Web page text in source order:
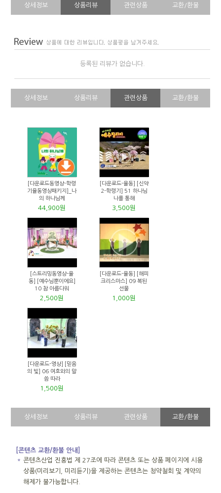
상세정보 상품리뷰 관련상품 교환/환불
등록된 리뷰가 없습니다.
상세정보 상품리뷰 관련상품 교환/환불
[다운로드동영상-학령
기율동영상패키지]_나
의 하나님께
44,900원
[다운로드-율동] [신약
2-학령기] 51 하나님
나를 통해
3,500원
[스트리밍동영상-율
동] [예수님뿐이에요]
10 참 아름다워
2,500원
[다운로드-율동] [해피
크리스마스] 09 복된
선물
1,000원
[다운로드-영상] [믿음
의 빛] 06 여호와의 말
씀 따라
1,500원
상세정보 상품리뷰 관련상품 교환/환불
[콘텐츠 교환/환불 안내]
＊ 콘텐츠산업 진흥법 제 27조에 따라 콘텐츠 또는 상품 페이지에 시용
상품(미리보기, 미리듣기)을 제공하는 콘텐츠는 청약철회 및 계약의
해제가 불가능합니다.